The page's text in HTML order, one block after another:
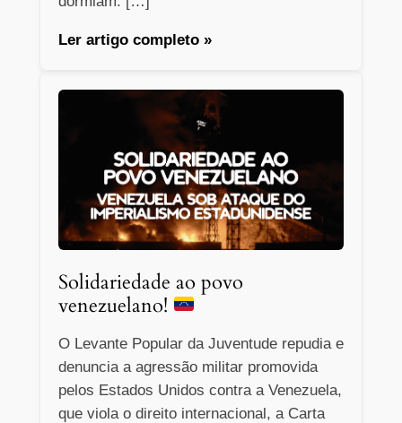
Ler artigo completo »
Solidariedade ao povo
venezuelano!
O Levante Popular da Juventude repudia e
denuncia a agressão militar promovida
pelos Estados Unidos contra a Venezuela,
que viola o direito internacional, a Carta